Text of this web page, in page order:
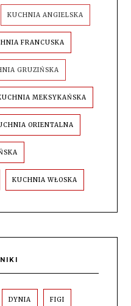
KUCHNIA ANGIELSKA
FRANCUSKA
GRUZIŃSKA
MEKSYKAŃSKA
ORIENTALNA
KUCHNIA WŁOSKA
DYNIA FIGI